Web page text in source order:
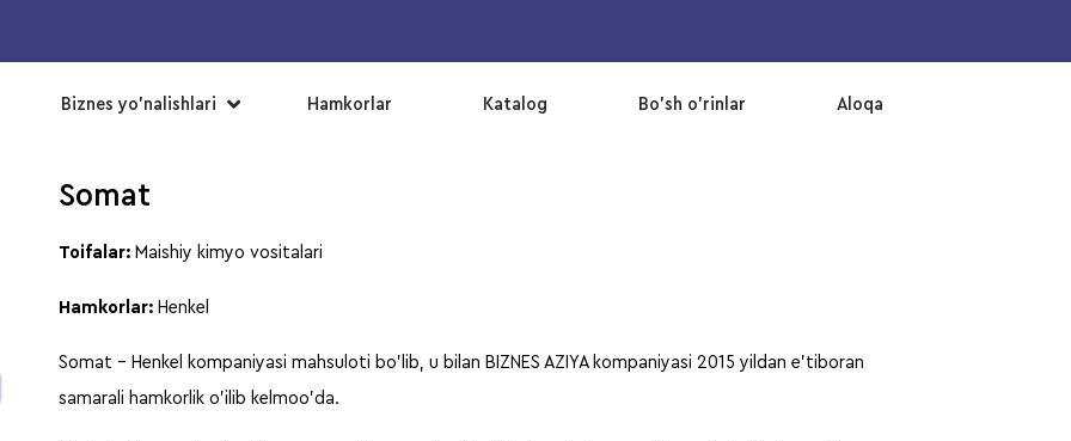
Biznes yo’nalishlari ▼ Hamkorlar Katalog Bo’sh o’rinlar Aloqa
Somat
Toifalar: Maishiy kimyo vositalari
Hamkorlar: Henkel
Somat – Henkel kompaniyasi mahsuloti bo’lib, u bilan BIZNES AZIYA kompaniyasi 2015 yildan e’tiboran
samarali hamkorlik o’ilib kelmoo’da.